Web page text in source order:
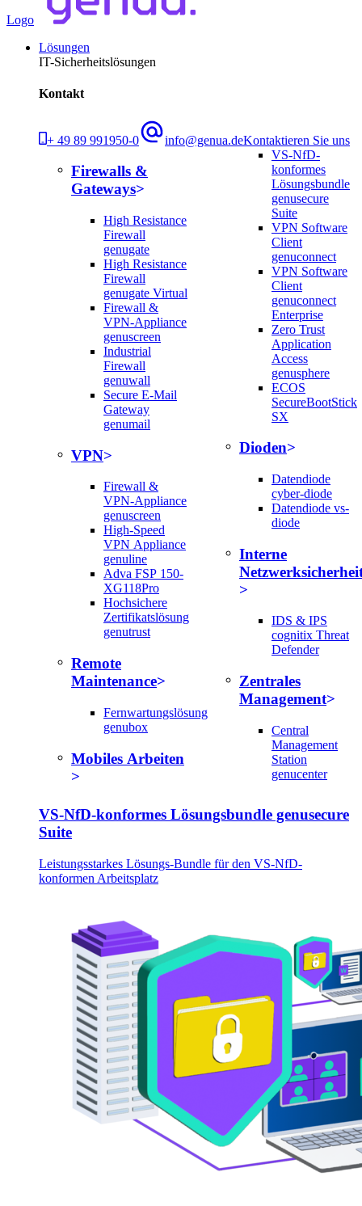
Logo
Lösungen
IT-Sicherheitslösungen
Kontakt
+ 49 89 991950-0 info@genua.deKontaktieren Sie uns
Firewalls &
Gateways
High Resistance
Firewall
genugate
High Resistance
Firewall
genugate Virtual
Firewall &
VPN-Appliance
genuscreen
Industrial
Firewall
genuwall
Secure E-Mail
Gateway
genumail
VPN
Firewall &
VPN-Appliance
genuscreen
High-Speed
VPN Appliance
genuline
Adva FSP 150-
XG118Pro
Hochsichere
Zertifikatslösung
genutrust
Remote
Maintenance
Fernwartungslösung
genubox
Mobiles Arbeiten
VS-NfD-
konformes
Lösungsbundle
genusecure
Suite
VPN Software
Client
genuconnect
VPN Software
Client
genuconnect
Enterprise
Zero Trust
Application
Access
genusphere
ECOS
SecureBootStick
SX
Dioden
Datendiode
cyber-diode
Datendiode vs-
diode
Interne
IDS & IPS
cognitix Threat
Defender
Zentrales
Management
Central
Management
Station
genucenter
VS-NfD-konformes Lösungsbundle genusecure
Suite
Leistungsstarkes Lösungs-Bundle für den VS-NfD-
konformen Arbeitsplatz